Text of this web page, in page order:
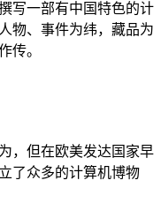
写一部有中国特色的计
物、事件为纬，藏品为
传。
，但在欧美发达国家早
了众多的计算机博物